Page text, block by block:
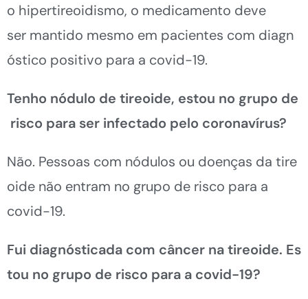
o hipertireoidismo, o medicamento deve
ser mantido mesmo em pacientes com diagn
óstico positivo para a covid-19.
Tenho nódulo de tireoide, estou no grupo de
risco para ser infectado pelo coronavírus?
Não. Pessoas com nódulos ou doenças da tire
oide não entram no grupo de risco para a
covid-19.
Fui diagnósticada com câncer na tireoide. Es
tou no grupo de risco para a covid-19?